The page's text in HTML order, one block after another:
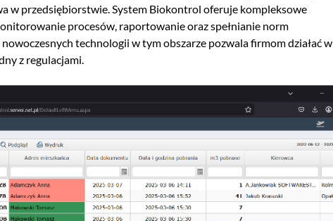
w przedsiębiorstwie. System Biokontrol oferuje kompleksowe
procesów, raportowanie oraz spełnianie norm
technologii w tym obszarze pozwala firmom działać w
z regulacjami.